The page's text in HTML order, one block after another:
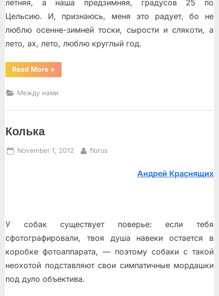
летняя, а наша предзимняя, градусов 25 по
Цельсию. И, признаюсь, меня это радует, бо не
люблю осенне-зимней тоски, сырости и слякоти, а
лето, ах, лето, люблю круглый год.
Read More“Флорида,
Флорида,
И
»
Между нами
Колька
Posted
November 1, 2012 By
florus
Андрей Краснящих
У собак существует поверье: если тебя
сфотографировали, твоя душа навеки остаeтся в
коробке фотоаппарата, — поэтому собаки с такой
неохотой подставляют свои симпатичные мордашки
под дуло объектива.